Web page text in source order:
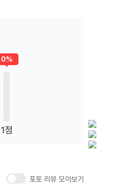
0%
1점
포토 리뷰 모아보기